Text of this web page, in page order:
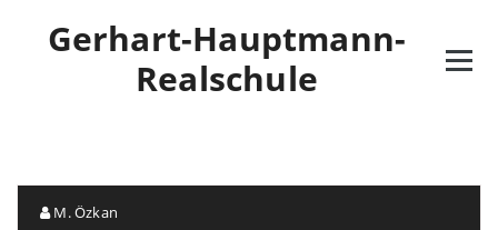
contentGerhart-Hauptmann-
Realschule
M. Özkan